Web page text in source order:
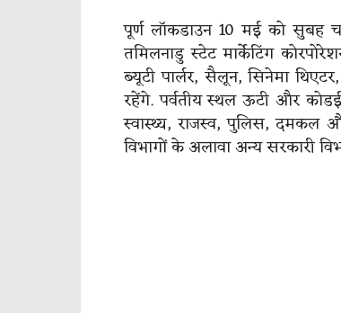
पूर्ण लॉकडाउन 10 मई को सुबह
तमिलनाडु स्टेट मार्केटिंग
ब्यूटी पार्लर, सैलून, सिनेमा
रहेंगे. पर्वतीय स्थल ऊटी और
स्वास्थ्य, राजस्व, पुलिस, दमकल
विभागों के अलावा अन्य सरकारी